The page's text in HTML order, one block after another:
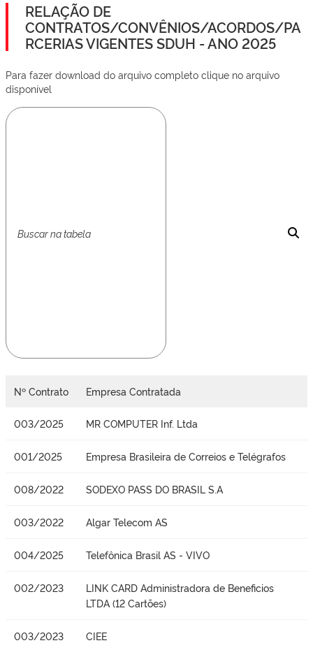
RELAÇÃO DE
CONTRATOS/CONVÊNIOS/ACORDOS/PA
RCERIAS VIGENTES SDUH - ANO 2025
Para fazer download do arquivo completo clique no arquivo
disponível
Nº Contrato Empresa Contratada
003/2025 MR COMPUTER Inf. Ltda
001/2025 Empresa Brasileira de Correios e Telégrafos
008/2022 SODEXO PASS DO BRASIL S.A
003/2022 Algar Telecom AS
004/2025 Telefônica Brasil AS - VIVO
002/2023
LINK CARD Administradora de Beneficios
LTDA (12 Cartões)
003/2023 CIEE